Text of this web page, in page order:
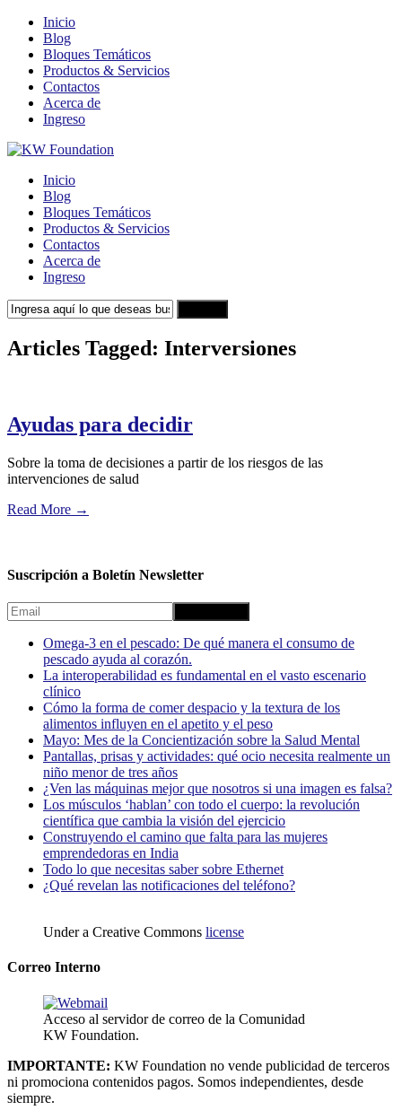
Inicio
Blog
Bloques Temáticos
Productos & Servicios
Contactos
Acerca de
Ingreso
Inicio
Blog
Bloques Temáticos
Productos & Servicios
Contactos
Acerca de
Ingreso
Articles Tagged: Interversiones
Ayudas para decidir
Sobre la toma de decisiones a partir de los riesgos de las
intervenciones de salud
Read More →
Suscripción a Boletín Newsletter
Omega-3 en el pescado: De qué manera el consumo de
pescado ayuda al corazón.
La interoperabilidad es fundamental en el vasto escenario
clínico
Cómo la forma de comer despacio y la textura de los
alimentos influyen en el apetito y el peso
Mayo: Mes de la Concientización sobre la Salud Mental
Pantallas, prisas y actividades: qué ocio necesita realmente un
niño menor de tres años
¿Ven las máquinas mejor que nosotros si una imagen es falsa?
Los músculos ‘hablan’ con todo el cuerpo: la revolución
científica que cambia la visión del ejercicio
Construyendo el camino que falta para las mujeres
emprendedoras en India
Todo lo que necesitas saber sobre Ethernet
¿Qué revelan las notificaciones del teléfono?
Under a Creative Commons license
Correo Interno
Acceso al servidor de correo de la Comunidad
KW Foundation.
IMPORTANTE: KW Foundation no vende publicidad de terceros
ni promociona contenidos pagos. Somos independientes, desde
siempre.